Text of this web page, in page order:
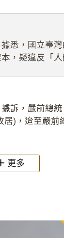
悉，國立臺
，疑違反「
訴，嚴前總
)，迨至嚴前
更多